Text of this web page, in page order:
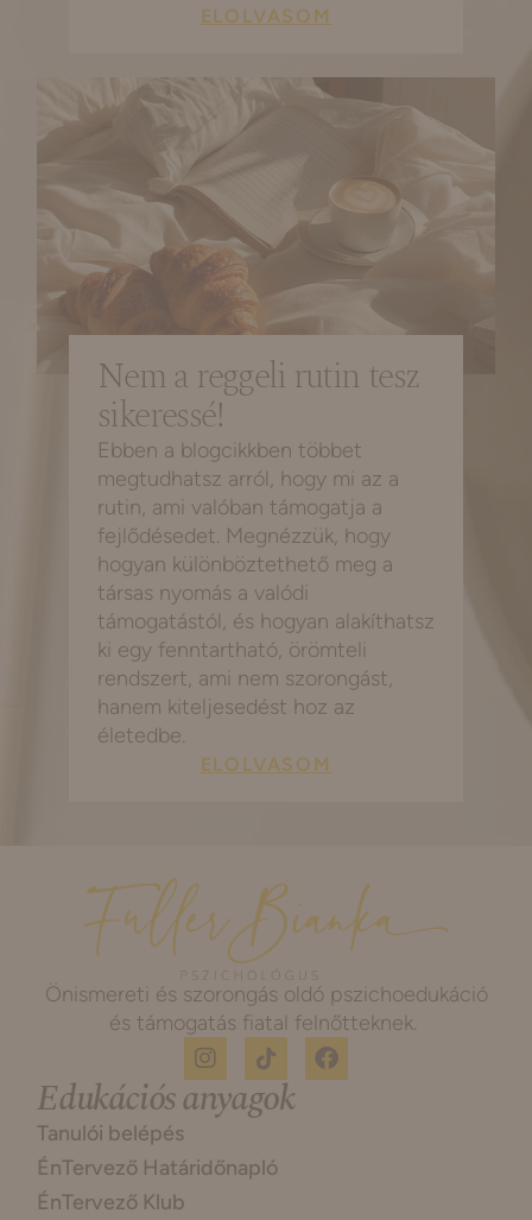
ELOLVASOM
Nem a reggeli rutin tesz
sikeressé!
Ebben a blogcikkben többet
megtudhatsz arról, hogy mi az a
rutin, ami valóban támogatja a
fejlődésedet. Megnézzük, hogy
hogyan különböztethető meg a
társas nyomás a valódi
támogatástól, és hogyan alakíthatsz
ki egy fenntartható, örömteli
rendszert, ami nem szorongást,
hanem kiteljesedést hoz az
életedbe.
ELOLVASOM
Önismereti és szorongás oldó pszichoedukáció
és támogatás fiatal felnőtteknek.
Edukációs anyagok
Tanulói belépés
ÉnTervező Határidőnapló
ÉnTervező Klub